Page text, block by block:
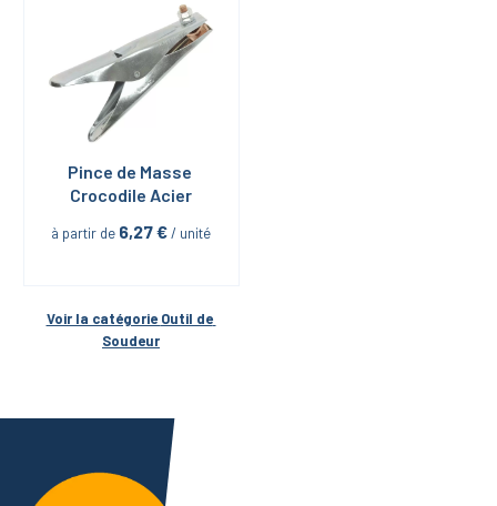
Pince de Masse
Crocodile Acier
à partir de 6,27 € / unité
Voir la catégorie Outil de
Soudeur